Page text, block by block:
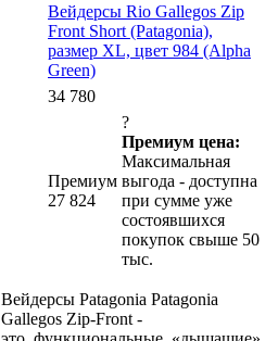
Вейдерсы Rio Gallegos Zip
Front Short (Patagonia),
размер XL, цвет 984 (Alpha
Green)
34 780
Премиум
27 824
?
Премиум цена:
Максимальная
выгода - доступна
при сумме уже
состоявшихся
покупок свыше 50
тыс.
Вейдерсы Patagonia Patagonia
Gallegos Zip-Front -